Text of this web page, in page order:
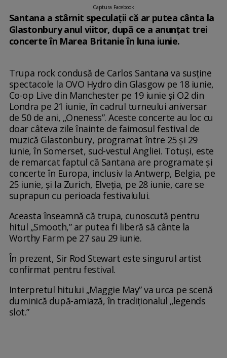
Captura Facebook
Santana a stârnit speculații că ar putea cânta la
Glastonbury anul viitor, după ce a anunțat trei
concerte în Marea Britanie în luna iunie.
Trupa rock condusă de Carlos Santana va susține
spectacole la OVO Hydro din Glasgow pe 18 iunie,
Co-op Live din Manchester pe 19 iunie și O2 din
Londra pe 21 iunie, în cadrul turneului aniversar
de 50 de ani, „Oneness”. Aceste concerte au loc cu
doar câteva zile înainte de faimosul festival de
muzică Glastonbury, programat între 25 și 29
iunie, în Somerset, sud-vestul Angliei. Totuși, este
de remarcat faptul că Santana are programate și
concerte în Europa, inclusiv la Antwerp, Belgia, pe
25 iunie, și la Zurich, Elveția, pe 28 iunie, care se
suprapun cu perioada festivalului.
Aceasta înseamnă că trupa, cunoscută pentru
hitul „Smooth,” ar putea fi liberă să cânte la
Worthy Farm pe 27 sau 29 iunie.
În prezent, Sir Rod Stewart este singurul artist
confirmat pentru festival.
Interpretul hitului „Maggie May” va urca pe scenă
duminică după-amiază, în tradiționalul „legends
slot.”